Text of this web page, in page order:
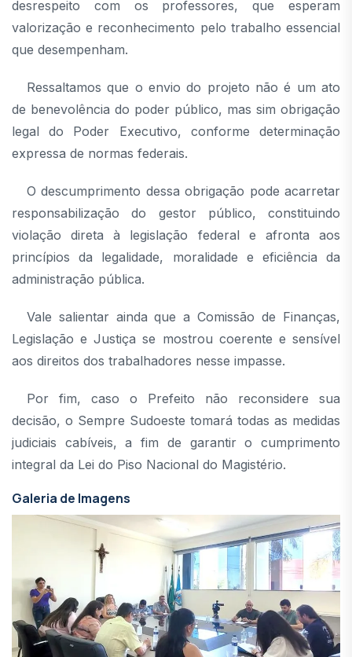
desrespeito com os professores, que esperam
valorização e reconhecimento pelo trabalho essencial
que desempenham.
Ressaltamos que o envio do projeto não é um ato
de benevolência do poder público, mas sim obrigação
legal do Poder Executivo, conforme determinação
expressa de normas federais.
O descumprimento dessa obrigação pode acarretar
responsabilização do gestor público, constituindo
violação direta à legislação federal e afronta aos
princípios da legalidade, moralidade e eficiência da
administração pública.
Vale salientar ainda que a Comissão de Finanças,
Legislação e Justiça se mostrou coerente e sensível
aos direitos dos trabalhadores nesse impasse.
Por fim, caso o Prefeito não reconsidere sua
decisão, o Sempre Sudoeste tomará todas as medidas
judiciais cabíveis, a fim de garantir o cumprimento
integral da Lei do Piso Nacional do Magistério.
Galeria de Imagens